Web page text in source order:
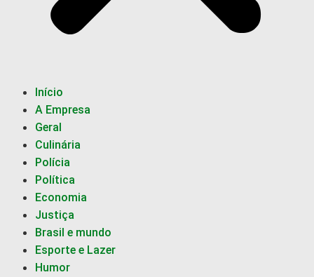
Início
A Empresa
Geral
Culinária
Polícia
Política
Economia
Justiça
Brasil e mundo
Esporte e Lazer
Humor